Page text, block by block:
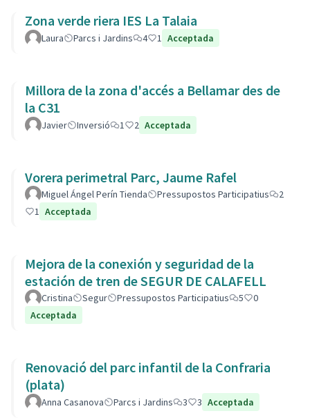
Zona verde riera IES La Talaia
Laura Parcs i Jardins 4 1 Acceptada
Millora de la zona d'accés a Bellamar des de
la C31
Javier Inversió 1 2 Acceptada
Vorera perimetral Parc, Jaume Rafel
Miguel Ángel Perín Tienda Pressupostos Participatius
2
1 Acceptada
Mejora de la conexión y seguridad de la
estación de tren de SEGUR DE CALAFELL
Cristina Segur Pressupostos Participatius 5
0
Acceptada
Renovació del parc infantil de la Confraria
(plata)
Anna Casanova Parcs i Jardins 3 3 Acceptada